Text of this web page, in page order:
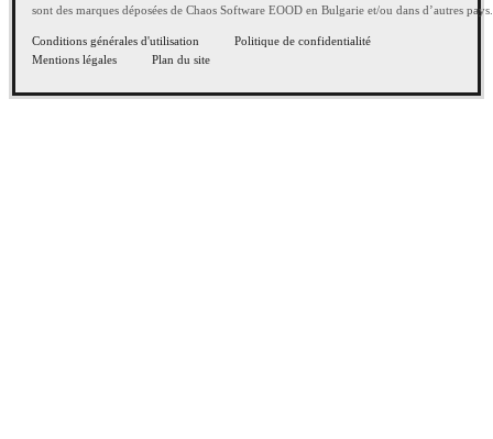
sont des marques déposées de Chaos Software EOOD en Bulgarie et/ou dans d’autres pays.
Conditions générales d'utilisation
Politique de confidentialité
Mentions légales
Plan du site